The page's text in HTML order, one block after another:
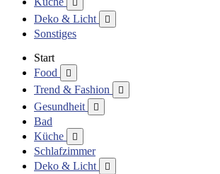

Deko & Licht 
Sonstiges
Start
Food

Trend & Fashion 
Gesundheit 
Bad
Küche

Schlafzimmer
Deko & Licht
